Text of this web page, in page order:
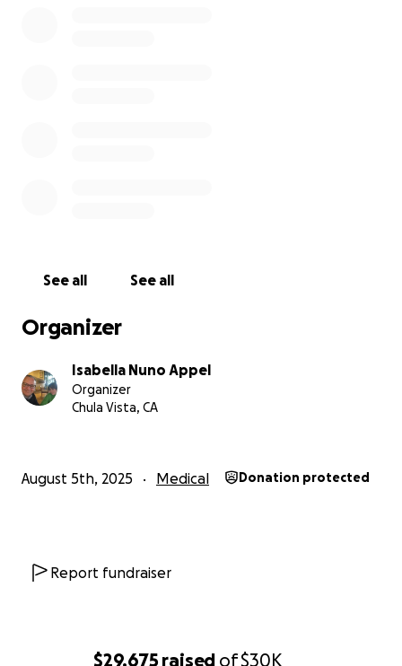
$29,675 raised of$30K
Marco, Pollyanna e Isabella.
See all See all
Organizer
Isabella Nuno Appel
Organizer
Chula Vista, CA
August 5th, 2025 Medical Donation protected
Report fundraiser